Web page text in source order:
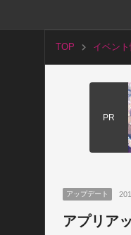
TOP イベン
PR
アップデート
アプリア